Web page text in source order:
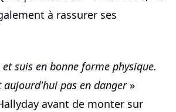
à rassurer ses
et suis en bonne forme physique.
aujourd'hui pas en danger»
avant de monter sur